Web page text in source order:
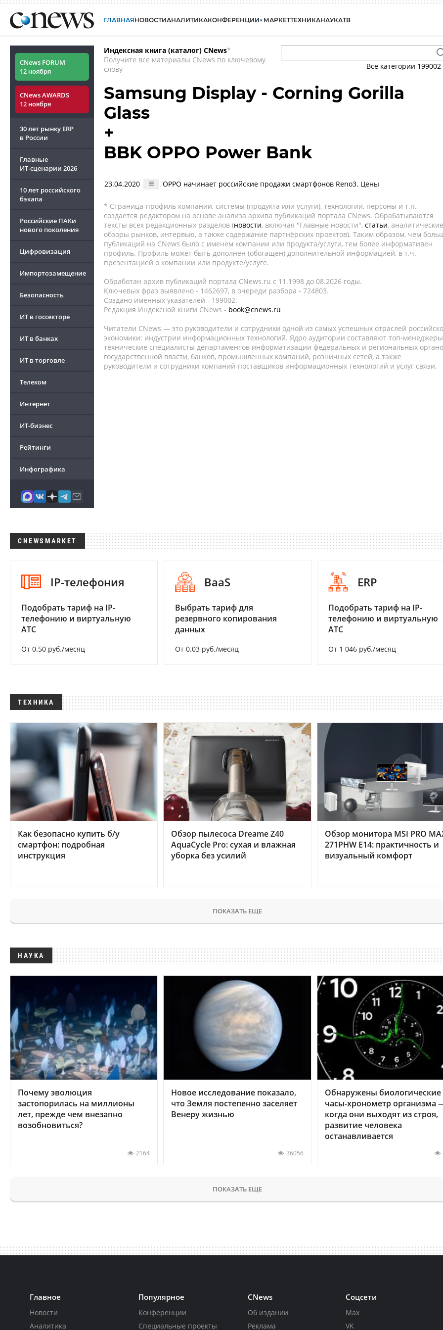
ГЛАВНАЯНОВОСТИАНАЛИТИКАКОНФЕРЕНЦИИ МАРКЕТТЕХНИКАНАУКАТВ
CNews FORUM
12 ноября
CNews AWARDS
12 ноября
30 лет рынку ERP
в России
Главные
ИТ-сценарии 2026
10 лет российского
бэкапа
Российские ПАКи
нового поколения
Цифровизация
Импортозамещение
Безопасность
ИТ в госсекторе
ИТ в банках
ИТ в торговле
Телеком
Интернет
ИТ-бизнес
Рейтинги
Инфографика
Индексная книга (каталог) CNews*
Получите все материалы CNews по ключевому
слову
Все категории 199002
Samsung Display - Corning Gorilla
Glass
+
BBK OPPO Power Bank
23.04.2020 OPPO начинает российские продажи смартфонов Reno3. Цены
* Страница-профиль компании, системы (продукта или услуги), технологии, персоны и т.п.
создается редактором на основе анализа архива публикаций портала CNews. Обрабатываются
тексты всех редакционных разделов (новости, включая "Главные новости", статьи, аналитические
обзоры рынков, интервью, а также содержание партнёрских проектов). Таким образом, чем
публикаций на CNews было с именем компании или продукта/услуги, тем более информативен
профиль. Профиль может быть дополнен (обогащен) дополнительной информацией, в т.ч.
презентацией о компании или продукте/услуге.
Обработан архив публикаций портала CNews.ru c 11.1998 до 08.2026 годы.
Ключевых фраз выявлено - 1462697, в очереди разбора - 724803.
Создано именных указателей - 199002.
Редакция Индексной книги CNews - book@cnews.ru
Читатели CNews — это руководители и сотрудники одной из самых успешных отраслей
экономики: индустрии информационных технологий. Ядро аудитории составляют топ-
технические специалисты департаментов информатизации федеральных и региональных
государственной власти, банков, промышленных компаний, розничных сетей, а также
руководители и сотрудники компаний-поставщиков информационных технологий и услуг связи.
CNEWSMARKET
IP-телефония
Подобрать тариф на IP-
телефонию и виртуальную
АТС
От 0.50 руб./месяц
BaaS
Выбрать тариф для
резервного копирования
данных
От 0.03 руб./месяц
ERP
Подобрать тариф на IP-
телефонию и виртуальную
АТС
От 1 046 руб./месяц
ТЕХНИКА
Как безопасно купить б/у
смартфон: подробная
инструкция
Обзор пылесоса Dreame Z40
AquaCycle Pro: сухая и влажная
уборка без усилий
Обзор монитора MSI PRO
271PHW E14: практичность и
визуальный комфорт
ПОКАЗАТЬ ЕЩЕ
НАУКА
Почему эволюция
застопорилась на миллионы
лет, прежде чем внезапно
возобновиться?
2164
Новое исследование показало,
что Земля постепенно заселяет
Венеру жизнью
36056
Обнаружены биологические
часы-хронометр организма
когда они выходят из строя,
развитие человека
останавливается
ПОКАЗАТЬ ЕЩЕ
Главное
Новости
Аналитика
Популярное
Конференции
Специальные проекты
CNews
Об издании
Реклама
Соцсети
Max
VK